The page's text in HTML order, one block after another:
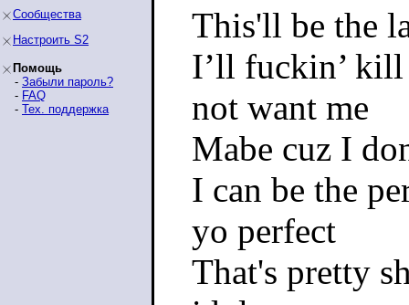
Сообщества
Настроить S2
Помощь
- Забыли пароль?
- FAQ
- Тех. поддержка
This'll be the
I’ll fuckin’
not want me
Mabe cuz I
I can be the
yo perfect
That's pretty